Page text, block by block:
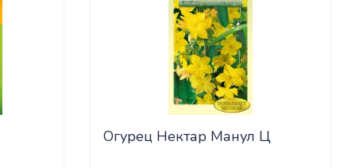
Огурец Нектар Манул Ц